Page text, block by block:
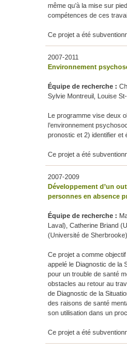
même qu’à la mise sur
compétences de ces
Ce projet a été
2007-2011
Environnement
Équipe de recherche :
Sylvie Montreuil, Louise
Le programme vise deux
l’environnement
pronostic et 2) identifier et
Ce projet a été
2007-2009
Développement d’un
personnes en absence
Équipe de recherche :
Laval), Catherine Briand
(Université de
Ce projet a comme
appelé le Diagnostic de la
pour un trouble de santé
obstacles au retour au
de Diagnostic de la
des raisons de santé
son utilisation dans un
Ce projet a été